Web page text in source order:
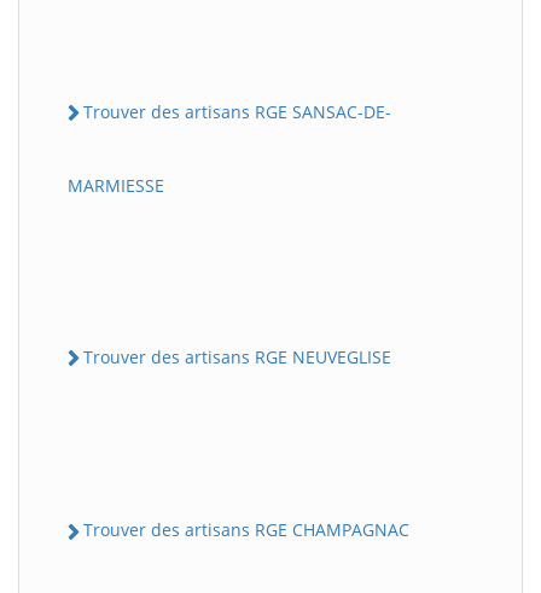
Trouver des artisans RGE SANSAC-DE-
MARMIESSE
Trouver des artisans RGE NEUVEGLISE
Trouver des artisans RGE CHAMPAGNAC